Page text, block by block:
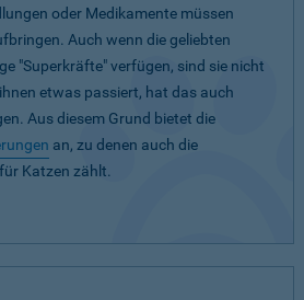
oder Medikamente müssen
Auch wenn die geliebten
"Superkräfte" verfügen, sind sie nicht
etwas passiert, hat das auch
Aus diesem Grund bietet die
an, zu denen auch die
Katzen zählt.